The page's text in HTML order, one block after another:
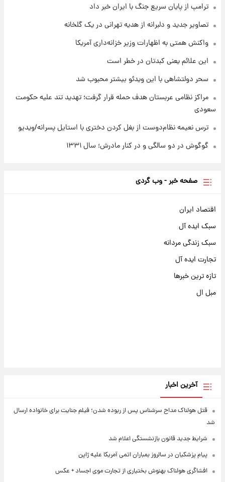
قیمت‌ها تغییر کرد
۱ روز پیش
ترامپ از پایان سریع جنگ با ایران خبر داد
تصاویر جدید و دلبرانه از هدیه تهرانی در یک گلخانه
واکنش همتی به اظهارات وزیر خزانه‌داری آمریکا
این علائم یعنی کبدتان در خطر است
سحر دولتشاهی با این ویدئو بیشتر محبوب شد
مراکز نظامی عربستان هدف حمله قرار گرفت؛ تهدید تند علیه حکومت
سعودی
ترس نعیمه نظام‌دوست از بغل کردن دختری با استایل پسرانه/ویدیو
گوگوش در دو سالگی و در کنار مادرش؛ سال ۱۳۳۱
صفحه خبر - وب گردی
اقتصاد ایران
سبک ایده آل
سبک زندگی مردانه
تجارت ایده آل
تازه ترین خبرها
مبل ال
آخرین اخبار
قتل هولناک مداح سرشناس پس از ربوده شدن؛ فیلم جنایت برای خانواده ارسال
شد
شرایط جدید قانون بازنشستگی اعلام شد
پیام پزشکیان در سالروز بمباران اتمی آمریکا علیه ژاپن
افشاگری هولناک بهنوش بختیاری از تجارت موی اجساد + عکس